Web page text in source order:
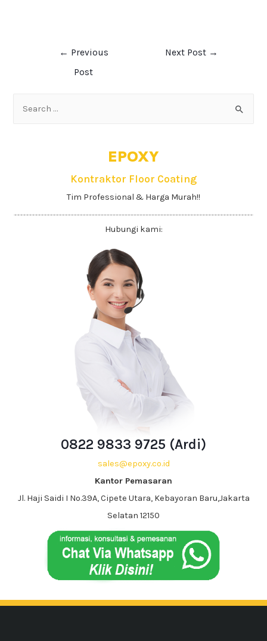
← Previous
Post
Next Post →
EPOXY
Kontraktor Floor Coating
Tim Professional & Harga Murah!!
Hubungi kami:
0822 9833 9725 (Ardi)
sales@epoxy.co.id
Kantor Pemasaran
Jl. Haji Saidi I No.39A, Cipete Utara, Kebayoran Baru,Jakarta
Selatan 12150